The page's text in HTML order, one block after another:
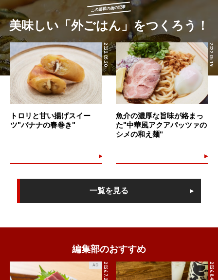
この連載の他の記事
美味しい「外ごはん」をつくろう！
2022.05.20
トロリと甘い揚げスイー
ツ"バナナの春巻き"
2022.05.19
魚介の濃厚な旨味が絡まっ
た"中華風アクアパッツァの
シメの和え麺"
一覧を見る
編集部のおすすめ
2026.7.27
AD 2026.8.4